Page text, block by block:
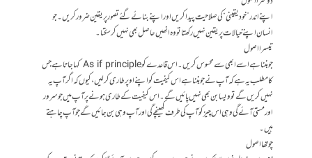
اپنے اندر”خود یقینی“کی صلاحیت پیدا کریں اور اپنے بنائے گئے تصور پر یقین ضرور کریں۔ جو
انسان اپنے خیالا ت پر یقین نہیں رکھتا تو وہ انھیں حاصل بھی نہیں کرسکتا۔
تیسرا اصول
جو بننا ہے اسے ابھی سے محسوس کریں۔ اس قاعدے کو As if principle کہا جاتا ہے جس
کا مطلب یہ ہے کہ آپ نے جو بننا ہے اس کیفیت کو اپنے اوپر طاری کرلیں، کیوں کہ اگر آپ یہ
نہیں کریں گے تو ویسا بن بھی نہیں پائیں گے۔ اس کیفیت کے طاری ہونے پر آپ میں جو سرور
اور مستی آئے گی وہی اس چیز کو آپ کی طرف کھینچے گی اور آپ وہی بن جائیں گے جو آ پ چاہتے
ہیں۔
چوتھا اصول